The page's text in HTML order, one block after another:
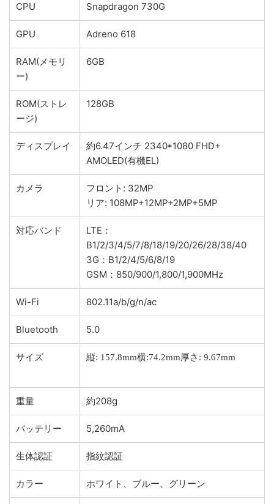
CPU Snapdragon 730G
GPU Adreno 618
RAM(メモリ
ー)
6GB
ROM(ストレ
ージ)
128GB
ディスプレイ
約6.47インチ 2340*1080 FHD+
AMOLED(有機EL)
カメラ
フロント: 32MP
リア: 108MP+12MP+2MP+5MP
対応バンド
LTE：
B1/2/3/4/5/7/8/18/19/20/26/28/38/40
3G：B1/2/4/5/6/8/19
GSM：850/900/1,800/1,900MHz
Wi-Fi 802.11a/b/g/n/ac
Bluetooth 5.0
サイズ 縦: 157.8mm横:74.2mm厚さ: 9.67mm
重量 約208g
バッテリー 5,260mA
生体認証 指紋認証
カラー ホワイト、ブルー、グリーン